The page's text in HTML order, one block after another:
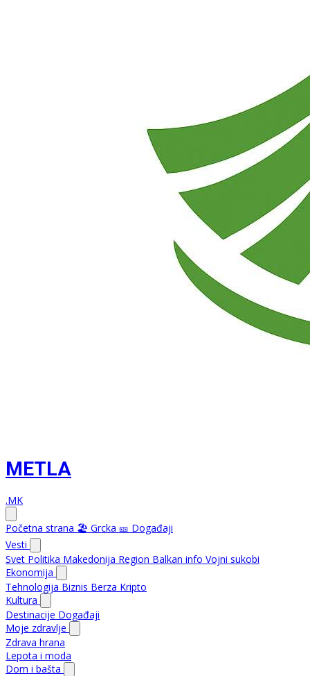
METLA
.MK
Početna strana 🏖️ Grcka 🎫 Događaji
Vesti
Svet Politika Makedonija Region Balkan info Vojni sukobi
Ekonomija
Tehnologija Biznis Berza Kripto
Kultura
Destinacije Događaji
Moje zdravlje
Zdrava hrana
Lepota i moda
Dom i bašta